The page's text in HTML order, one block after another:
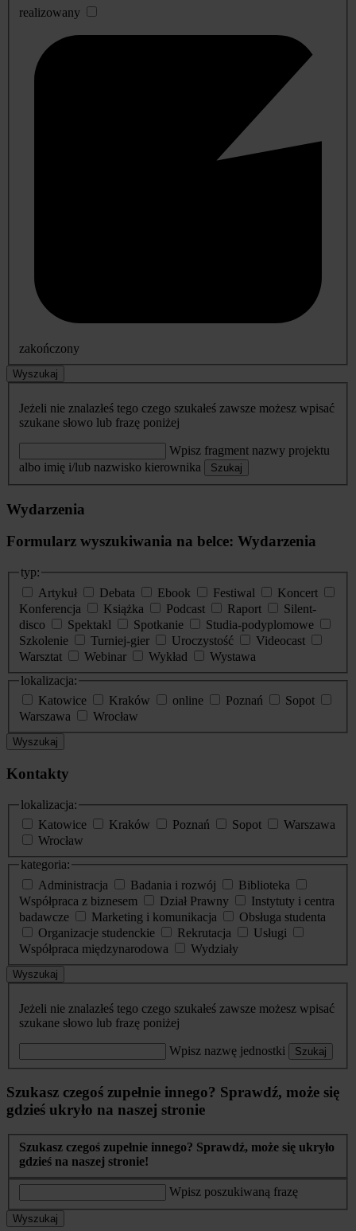
realizowany
zakończony
Wyszukaj
Jeżeli nie znalazłeś tego czego szukałeś zawsze możesz wpisać
szukane słowo lub frazę poniżej
Wpisz fragment nazwy projektu
albo imię i/lub nazwisko kierownika
Szukaj
Wydarzenia
Formularz wyszukiwania na belce: Wydarzenia
typ:
Artykuł
Debata Ebook Festiwal
Koncert
Konferencja
Książka Podcast Raport
Silent-
disco
Spektakl Spotkanie
Studia-podyplomowe
Szkolenie
Turniej-gier Uroczystość
Videocast
Warsztat
Webinar Wykład
Wystawa
lokalizacja:
Katowice
Kraków online Poznań
Sopot
Warszawa
Wrocław
Wyszukaj
Kontakty
lokalizacja:
Katowice
Kraków Poznań Sopot
Warszawa
Wrocław
kategoria:
Administracja
Badania i rozwój
Biblioteka
Współpraca z biznesem
Dział Prawny
Instytuty i centra
badawcze
Marketing i komunikacja
Obsługa studenta
Organizacje studenckie
Rekrutacja
Usługi
Współpraca międzynarodowa
Wydziały
Wyszukaj
Jeżeli nie znalazłeś tego czego szukałeś zawsze możesz wpisać
szukane słowo lub frazę poniżej
Wpisz nazwę jednostki Szukaj
Szukasz czegoś zupełnie innego? Sprawdź, może się
gdzieś ukryło na naszej stronie
Szukasz czegoś zupełnie innego? Sprawdź, może się ukryło
gdzieś na naszej stronie!
Wpisz poszukiwaną frazę
Wyszukaj